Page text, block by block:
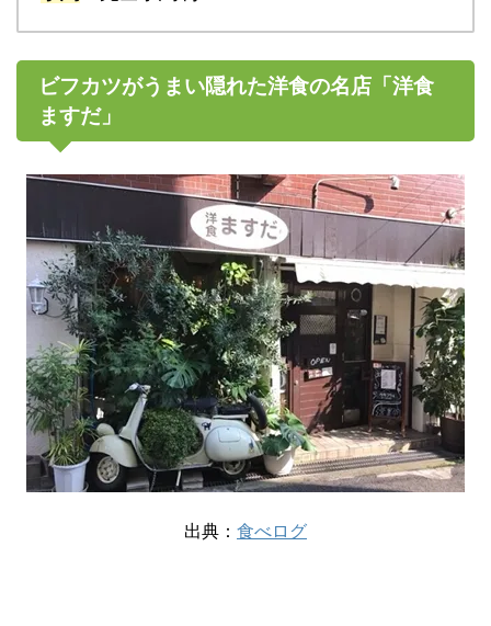
ビフカツがうまい隠れた洋食の名店「洋食
ますだ」
出典： 食べログ